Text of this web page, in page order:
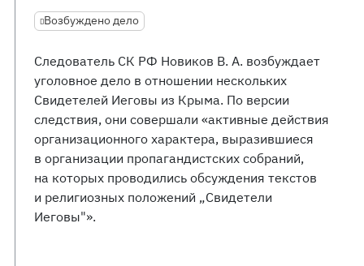
Возбуждено дело
Следователь СК РФ Новиков В. А. возбуждает
уголовное дело в отношении нескольких
Свидетелей Иеговы из Крыма. По версии
следствия, они совершали «активные действия
организационного характера, выразившиеся
в организации пропагандистских собраний,
на которых проводились обсуждения текстов
и религиозных положений „Свидетели
Иеговы"».